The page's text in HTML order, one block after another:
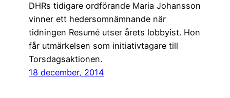
DHRs tidigare ordförande Maria Johansson
vinner ett hedersomnämnande när
tidningen Resumé utser årets lobbyist. Hon
får utmärkelsen som initiativtagare till
Torsdagsaktionen.
18 december, 2014